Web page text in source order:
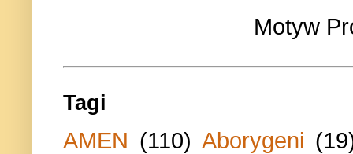
Motyw
Tagi
AMEN (110) Aborygeni